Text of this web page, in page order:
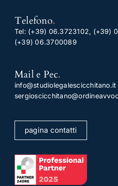
Telefono.
Tel: (+39) 06.3723102, (+39)
(+39) 06.3700089
Mail e Pec.
info@studiolegalescicchitano.it
pagina contatti